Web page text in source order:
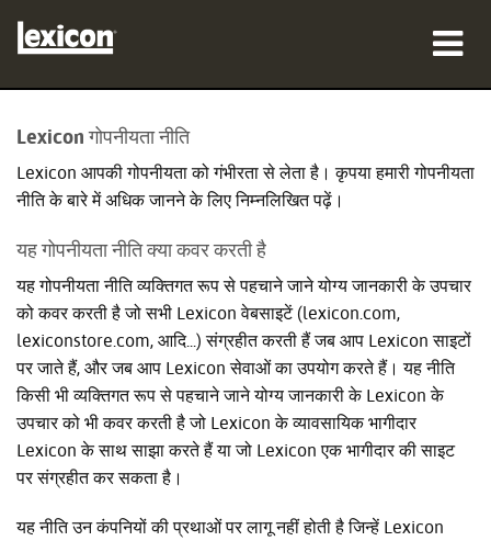
कहां खरीदें
प्रशिक्षण
सहायता
भाषा/क्षेत्र
Lexicon गोपनीयता नीति
Lexicon आपकी गोपनीयता को गंभीरता से लेता है। कृपया हमारी गोपनीयता
नीति के बारे में अधिक जानने के लिए निम्नलिखित पढ़ें।
यह गोपनीयता नीति क्या कवर करती है
यह गोपनीयता नीति व्यक्तिगत रूप से पहचाने जाने योग्य जानकारी के उपचार
को कवर करती है जो सभी Lexicon वेबसाइटें (lexicon.com,
lexiconstore.com, आदि...) संग्रहीत करती हैं जब आप Lexicon साइटों
पर जाते हैं, और जब आप Lexicon सेवाओं का उपयोग करते हैं। यह नीति
किसी भी व्यक्तिगत रूप से पहचाने जाने योग्य जानकारी के Lexicon के
उपचार को भी कवर करती है जो Lexicon के व्यावसायिक भागीदार
Lexicon के साथ साझा करते हैं या जो Lexicon एक भागीदार की साइट
पर संग्रहीत कर सकता है।
यह नीति उन कंपनियों की प्रथाओं पर लागू नहीं होती है जिन्हें Lexicon